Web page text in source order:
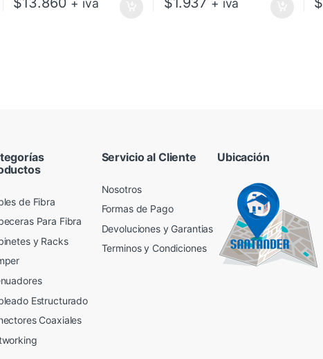
+ iva + iva
de Fibra
Para Fibra
y Racks
Estructurado
Coaxiales
Servicio al Cliente
Nosotros
Formas de Pago
Devoluciones y Garantias
Terminos y Condiciones
Ubicación